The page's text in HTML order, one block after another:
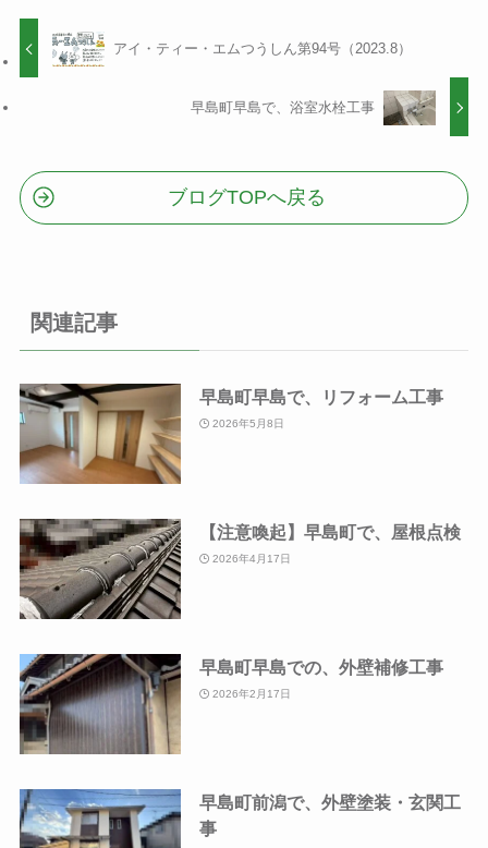
アイ・ティー・エムつうしん第94号（2023.8）
早島町早島で、浴室水栓工事
ブログTOPへ戻る
関連記事
早島町早島で、リフォーム工事
2026年5月8日
【注意喚起】早島町で、屋根点検
2026年4月17日
早島町早島での、外壁補修工事
2026年2月17日
早島町前潟で、外壁塗装・玄関工
事